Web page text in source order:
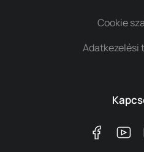
Cookie
Adatkezelési